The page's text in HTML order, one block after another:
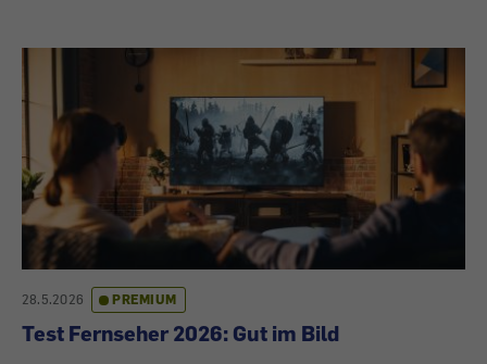
28.5.2026 PREMIUM
Test Fernseher 2026: Gut im Bild